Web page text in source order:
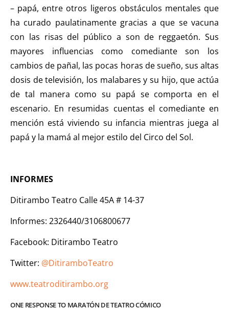
– papá, entre otros ligeros obstáculos mentales que
ha curado paulatinamente gracias a que se vacuna
con las risas del público a son de reggaetón. Sus
mayores influencias como comediante son los
cambios de pañal, las pocas horas de sueño, sus altas
dosis de televisión, los malabares y su hijo, que actúa
de tal manera como su papá se comporta en el
escenario. En resumidas cuentas el comediante en
mención está viviendo su infancia mientras juega al
papá y la mamá al mejor estilo del Circo del Sol.
INFORMES
Ditirambo Teatro Calle 45A # 14-37
Informes: 2326440/3106800677
Facebook: Ditirambo Teatro
Twitter: @DitiramboTeatro
www.teatroditirambo.org
ONE RESPONSE TO MARATÓN DE TEATRO CÓMICO